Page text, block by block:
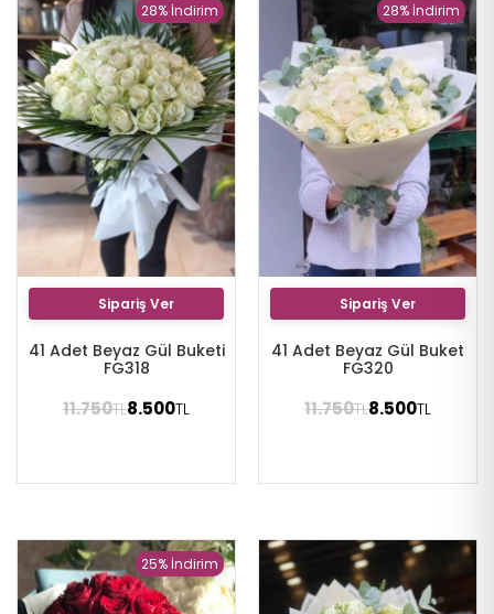
28% İndirim
Sipariş Ver
41 Adet Beyaz Gül Buketi
FG318
11.750TL8.500TL
28% İndirim
Sipariş Ver
41 Adet Beyaz Gül Buket
FG320
11.750TL8.500TL
25% İndirim